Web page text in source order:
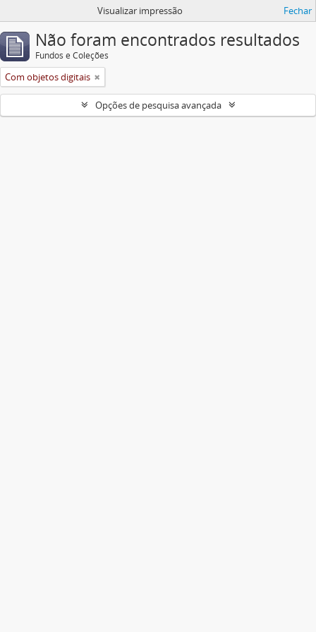
Visualizar impressão Fechar
Não foram encontrados resultados
Fundos e Coleções
Com objetos digitais
Opções de pesquisa avançada